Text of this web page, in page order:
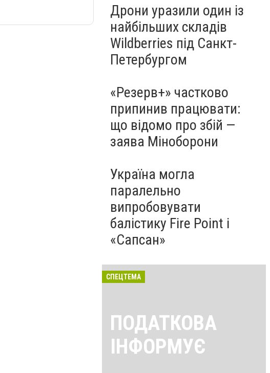
Дрони уразили один із
найбільших складів
Wildberries під Санкт-
Петербургом
«Резерв+» частково
припинив працювати:
що відомо про збій —
заява Міноборони
Україна могла
паралельно
випробовувати
балістику Fire Point і
«Сапсан»
СПЕЦТЕМА
ПОДАТКОВА
ІНФОРМУЄ